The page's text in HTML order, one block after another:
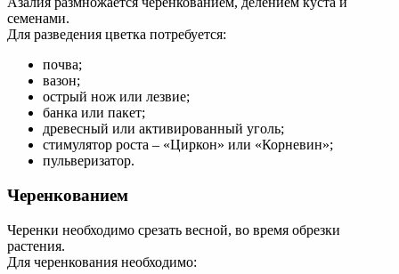
семенами.
Для разведения цветка потребуется:
почва;
вазон;
острый нож или лезвие;
банка или пакет;
древесный или активированный уголь;
стимулятор роста – «Циркон» или «Корневин»;
пульверизатор.
Черенкованием
Черенки необходимо срезать весной, во время обрезки
растения.
Для черенкования необходимо: